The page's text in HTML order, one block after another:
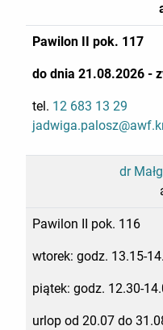
Pawilon II pok. 117
do dnia 21.08.2026 -
tel. 12 683 13 29
dr
Pawilon II pok. 116
wtorek: godz. 13.15-
piątek: godz. 12.30-
urlop od 20.07 do